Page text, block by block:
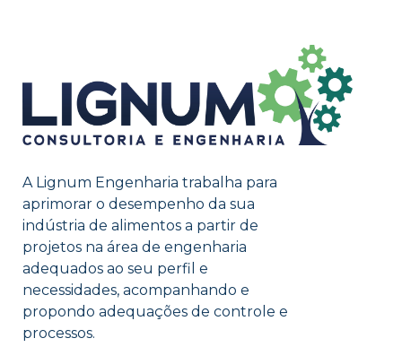
A Lignum Engenharia trabalha para
aprimorar o desempenho da sua
indústria de alimentos a partir de
projetos na área de engenharia
adequados ao seu perfil e
necessidades, acompanhando e
propondo adequações de controle e
processos.